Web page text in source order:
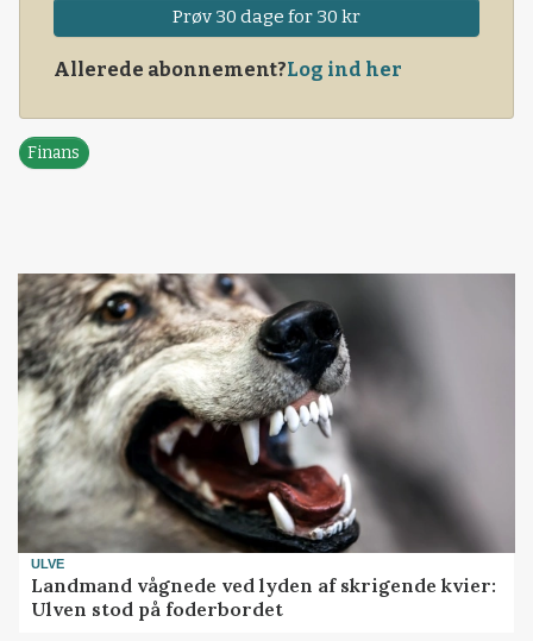
Prøv 30 dage for 30 kr
Allerede abonnement?Log ind her
Finans
ULVE
Landmand vågnede ved lyden af skrigende kvier:
Ulven stod på foderbordet